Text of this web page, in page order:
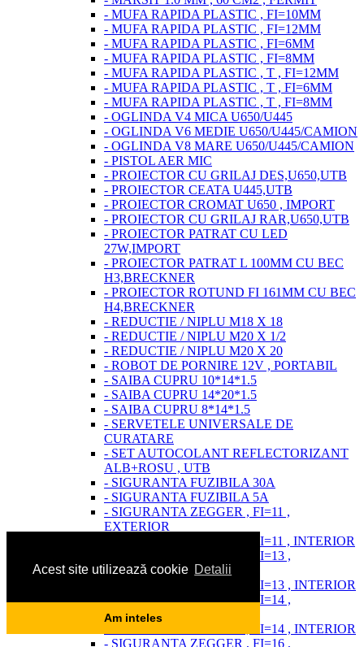
Acest site utilizează cookie Detalii
Am inteles
- MUFA RAPIDA PLASTIC , FI=10MM
- MUFA RAPIDA PLASTIC , FI=12MM
- MUFA RAPIDA PLASTIC , FI=6MM
- MUFA RAPIDA PLASTIC , FI=8MM
- MUFA RAPIDA PLASTIC , T , FI=12MM
- MUFA RAPIDA PLASTIC , T , FI=6MM
- MUFA RAPIDA PLASTIC , T , FI=8MM
- OGLINDA V4 MICA U650/U445
- OGLINDA V6 MEDIE U650/U445/CAMION
- OGLINDA V8 MARE U650/U445/CAMION
- PISTOL AER MIC
- PROIECTOR CU GRILAJ DES,U650,UTB
- PROIECTOR CEATA U445,UTB
- PROIECTOR CROMAT U650 , IMPORT
- PROIECTOR CU GRILAJ RAR,U650,UTB
- PROIECTOR PATRAT CU LED
27W,IMPORT
- PROIECTOR PATRAT L 100MM CU BEC
H3,BRECKNER
- PROIECTOR ROTUND FI 161MM CU BEC
H4,BRECKNER
- REDUCTIE / NIPLU M18 X 18
- REDUCTIE / NIPLU M20 X 1/2
- REDUCTIE / NIPLU M20 X 20
- ROBOT DE PORNIRE 12V , PORTABIL
- SAIBA CUPRU 10*14*1.5
- SAIBA CUPRU 14*20*1.5
- SAIBA CUPRU 8*14*1.5
- SERVETELE UNIVERSALE DE
CURATARE
- SET AUTOCOLANT REFLECTORIZANT
ALB+ROSU , UTB
- SIGURANTA FUZIBILA 30A
- SIGURANTA FUZIBILA 5A
- SIGURANTA ZEGGER , FI=11 ,
EXTERIOR
- SIGURANTA ZEGGER , FI=11 , INTERIOR
- SIGURANTA ZEGGER , FI=13 ,
EXTERIOR
- SIGURANTA ZEGGER , FI=13 , INTERIOR
- SIGURANTA ZEGGER , FI=14 ,
EXTERIOR
- SIGURANTA ZEGGER , FI=14 , INTERIOR
- SIGURANTA ZEGGER , FI=16 ,